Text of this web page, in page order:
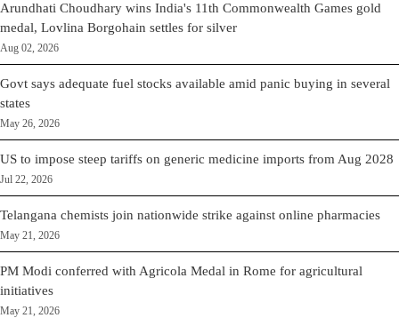
Arundhati Choudhary wins India's 11th Commonwealth Games gold
medal, Lovlina Borgohain settles for silver
Aug 02, 2026
Govt says adequate fuel stocks available amid panic buying in several
states
May 26, 2026
US to impose steep tariffs on generic medicine imports from Aug 2028
Jul 22, 2026
Telangana chemists join nationwide strike against online pharmacies
May 21, 2026
PM Modi conferred with Agricola Medal in Rome for agricultural
initiatives
May 21, 2026